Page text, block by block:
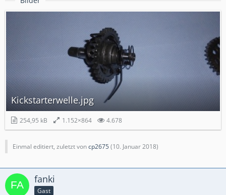
Kickstarterwelle.jpg
254,95 kB 1.152×864 4.678
Einmal editiert, zuletzt voncp2675(10. Januar 2018)
fanki
Gast